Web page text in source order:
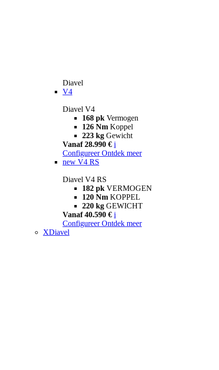
Diavel
V4
Diavel V4
168 pk Vermogen
126 Nm Koppel
223 kg Gewicht
Vanaf 28.990 € i
Configureer Ontdek meer
new V4 RS
Diavel V4 RS
182 pk VERMOGEN
120 Nm KOPPEL
220 kg GEWICHT
Vanaf 40.590 € i
Configureer Ontdek meer
XDiavel